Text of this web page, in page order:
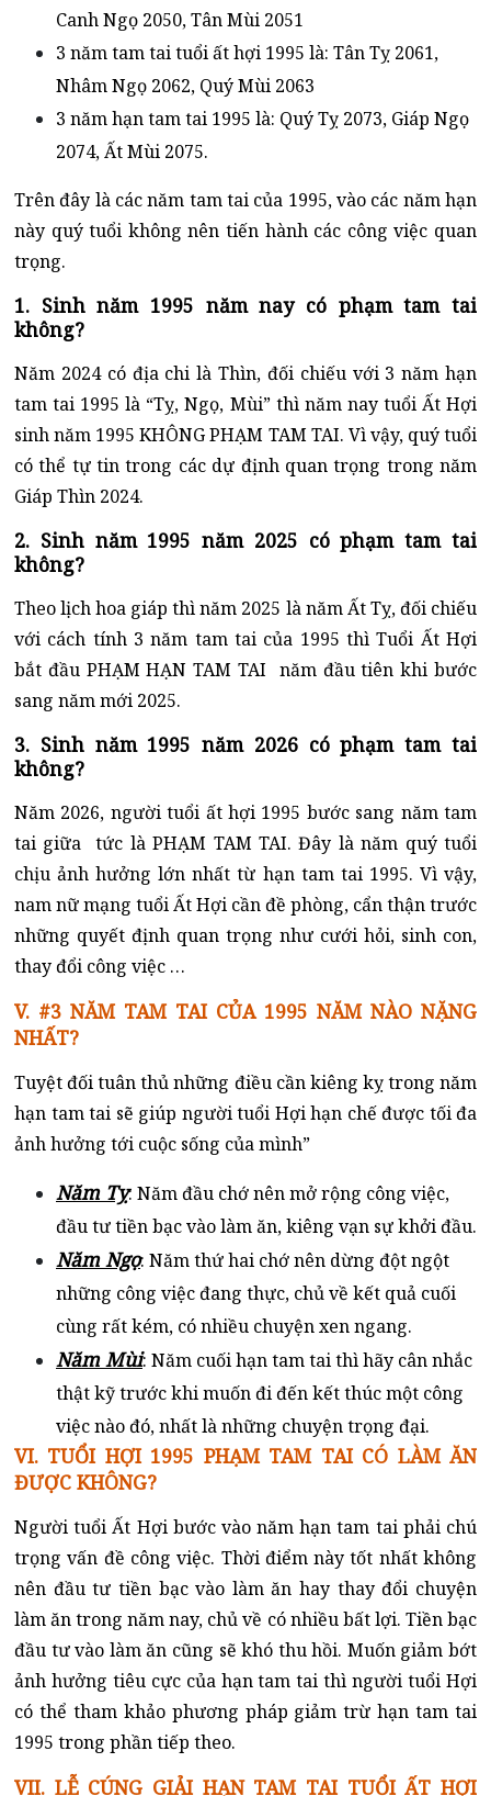
Canh Ngọ 2050, Tân Mùi 2051
3 năm tam tai tuổi ất hợi 1995 là: Tân Tỵ 2061,
Nhâm Ngọ 2062, Quý Mùi 2063
3 năm hạn tam tai 1995 là: Quý Tỵ 2073, Giáp Ngọ
2074, Ất Mùi 2075.
Trên đây là các năm tam tai của 1995, vào các năm hạn
này quý tuổi không nên tiến hành các công việc quan
trọng.
1. Sinh năm 1995 năm nay có phạm tam tai
không?
Năm 2024 có địa chi là Thìn, đối chiếu với 3 năm hạn
tam tai 1995 là “Tỵ, Ngọ, Mùi” thì năm nay tuổi Ất Hợi
sinh năm 1995 KHÔNG PHẠM TAM TAI. Vì vậy, quý tuổi
có thể tự tin trong các dự định quan trọng trong năm
Giáp Thìn 2024.
2. Sinh năm 1995 năm 2025 có phạm tam tai
không?
Theo lịch hoa giáp thì năm 2025 là năm Ất Tỵ, đối chiếu
với cách tính 3 năm tam tai của 1995 thì Tuổi Ất Hợi
bắt đầu PHẠM HẠN TAM TAI năm đầu tiên khi bước
sang năm mới 2025.
3. Sinh năm 1995 năm 2026 có phạm tam tai
không?
Năm 2026, người tuổi ất hợi 1995 bước sang năm tam
tai giữa tức là PHẠM TAM TAI. Đây là năm quý tuổi
chịu ảnh hưởng lớn nhất từ hạn tam tai 1995. Vì vậy,
nam nữ mạng tuổi Ất Hợi cần đề phòng, cẩn thận trước
những quyết định quan trọng như cưới hỏi, sinh con,
thay đổi công việc …
V. #3 NĂM TAM TAI CỦA 1995 NĂM NÀO NẶNG
NHẤT?
Tuyệt đối tuân thủ những điều cần kiêng kỵ trong năm
hạn tam tai sẽ giúp người tuổi Hợi hạn chế được tối đa
ảnh hưởng tới cuộc sống của mình”
Năm Tỵ: Năm đầu chớ nên mở rộng công việc,
đầu tư tiền bạc vào làm ăn, kiêng vạn sự khởi đầu.
Năm Ngọ: Năm thứ hai chớ nên dừng đột ngột
những công việc đang thực, chủ về kết quả cuối
cùng rất kém, có nhiều chuyện xen ngang.
Năm Mùi: Năm cuối hạn tam tai thì hãy cân nhắc
thật kỹ trước khi muốn đi đến kết thúc một công
việc nào đó, nhất là những chuyện trọng đại.
VI. TUỔI HỢI 1995 PHẠM TAM TAI CÓ LÀM ĂN
ĐƯỢC KHÔNG?
Người tuổi Ất Hợi bước vào năm hạn tam tai phải chú
trọng vấn đề công việc. Thời điểm này tốt nhất không
nên đầu tư tiền bạc vào làm ăn hay thay đổi chuyện
làm ăn trong năm nay, chủ về có nhiều bất lợi. Tiền bạc
đầu tư vào làm ăn cũng sẽ khó thu hồi. Muốn giảm bớt
ảnh hưởng tiêu cực của hạn tam tai thì người tuổi Hợi
có thể tham khảo phương pháp giảm trừ hạn tam tai
1995 trong phần tiếp theo.
VII. LỄ CÚNG GIẢI HẠN TAM TAI TUỔI ẤT HỢI